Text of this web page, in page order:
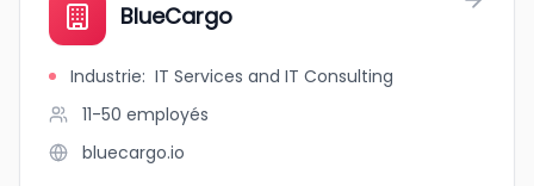
BlueCargo
Industrie: IT Services and IT Consulting
11-50 employés
bluecargo.io